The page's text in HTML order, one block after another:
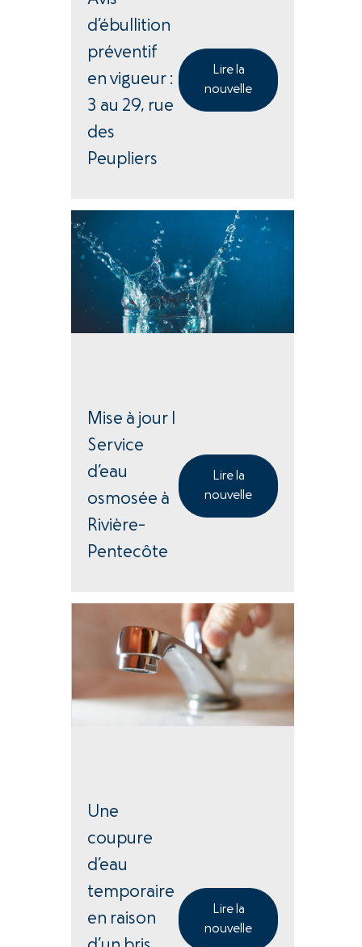
d’ébullition
préventif
en vigueur :
3 au 29, rue
des
Peupliers
Lire la
nouvelle
Mise à jour |
Service
d’eau
osmosée à
Rivière-
Pentecôte
Lire la
nouvelle
Une
coupure
d’eau
temporaire
en raison
Lire la
nouvelle